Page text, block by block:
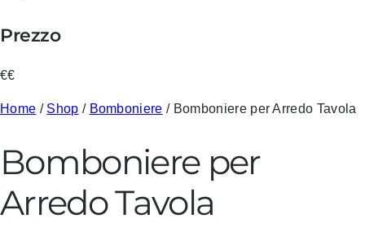
Prezzo
€€
Home / Shop / Bomboniere / Bomboniere per Arredo Tavola
Bomboniere per
Arredo Tavola